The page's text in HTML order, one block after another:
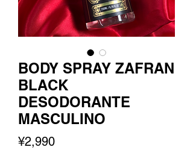
BODY SPRAY ZAFRAN
BLACK
DESODORANTE
MASCULINO
¥2,990Price